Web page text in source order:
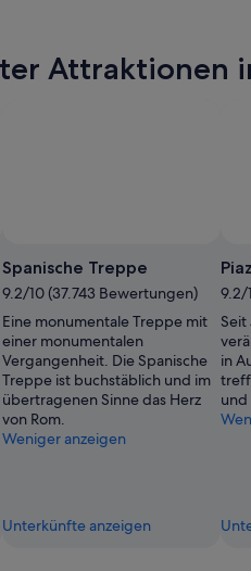
Attraktionen
Spanische Treppe
9.2/10 (37.743 Bewertungen)
Eine monumentale Treppe mit
einer monumentalen
Vergangenheit. Die Spanische
Treppe ist buchstäblich und im
übertragenen Sinne das Herz
von Rom.
Weniger anzeigen
Unterkünfte anzeigen
9.2/
in
und